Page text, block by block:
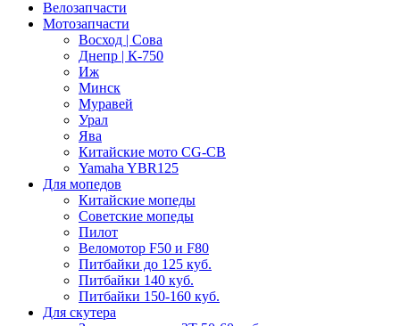
Велозапчасти
Мотозапчасти
Восход | Сова
Днепр | К-750
Иж
Минск
Муравей
Урал
Ява
Китайские мото CG-CB
Yamaha YBR125
Для мопедов
Китайские мопеды
Советские мопеды
Пилот
Веломотор F50 и F80
Питбайки до 125 куб.
Питбайки 140 куб.
Питбайки 150-160 куб.
Для скутера